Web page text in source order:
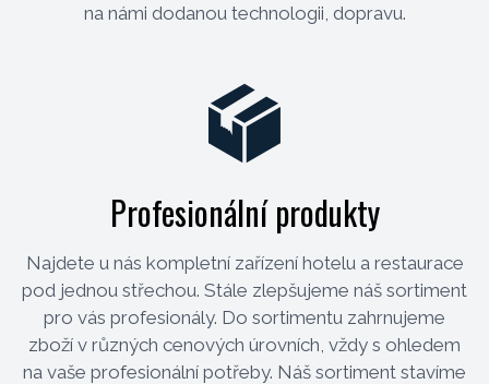
na námi dodanou technologii, dopravu.
Profesionální produkty
Najdete u nás kompletní zařízení hotelu a restaurace
pod jednou střechou. Stále zlepšujeme náš sortiment
pro vás profesionály. Do sortimentu zahrnujeme
zboží v různých cenových úrovních, vždy s ohledem
na vaše profesionální potřeby. Náš sortiment stavíme